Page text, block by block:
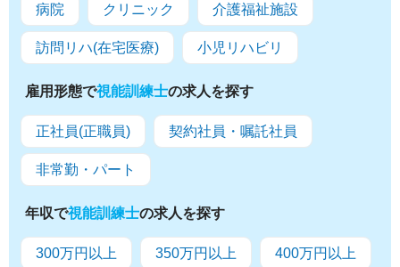
病院 クリニック 介護福祉施設
訪問リハ(在宅医療) 小児リハビリ
雇用形態で視能訓練士の求人を探す
正社員(正職員) 契約社員・嘱託社員
非常勤・パート
年収で視能訓練士の求人を探す
300万円以上 350万円以上 400万円以上